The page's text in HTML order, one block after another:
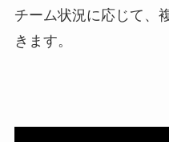
チーム状況に応じて、
きます。